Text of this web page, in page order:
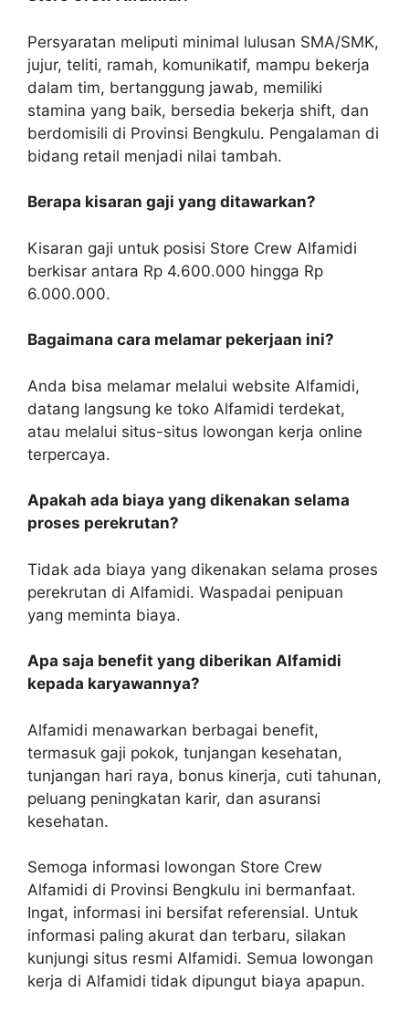
Persyaratan meliputi minimal lulusan SMA/SMK,
jujur, teliti, ramah, komunikatif, mampu bekerja
dalam tim, bertanggung jawab, memiliki
stamina yang baik, bersedia bekerja shift, dan
berdomisili di Provinsi Bengkulu. Pengalaman di
bidang retail menjadi nilai tambah.
Berapa kisaran gaji yang ditawarkan?
Kisaran gaji untuk posisi Store Crew Alfamidi
berkisar antara Rp 4.600.000 hingga Rp
6.000.000.
Bagaimana cara melamar pekerjaan ini?
Anda bisa melamar melalui website Alfamidi,
datang langsung ke toko Alfamidi terdekat,
atau melalui situs-situs lowongan kerja online
terpercaya.
Apakah ada biaya yang dikenakan selama
proses perekrutan?
Tidak ada biaya yang dikenakan selama proses
perekrutan di Alfamidi. Waspadai penipuan
yang meminta biaya.
Apa saja benefit yang diberikan Alfamidi
kepada karyawannya?
Alfamidi menawarkan berbagai benefit,
termasuk gaji pokok, tunjangan kesehatan,
tunjangan hari raya, bonus kinerja, cuti tahunan,
peluang peningkatan karir, dan asuransi
kesehatan.
Semoga informasi lowongan Store Crew
Alfamidi di Provinsi Bengkulu ini bermanfaat.
Ingat, informasi ini bersifat referensial. Untuk
informasi paling akurat dan terbaru, silakan
kunjungi situs resmi Alfamidi. Semua lowongan
kerja di Alfamidi tidak dipungut biaya apapun.